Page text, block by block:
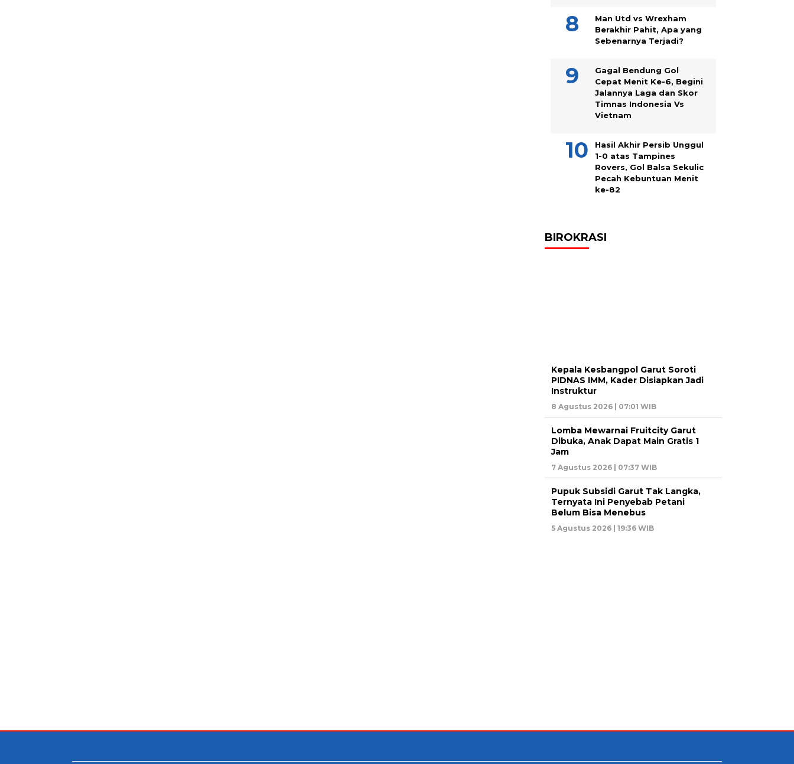
Man Utd vs Wrexham
Berakhir Pahit, Apa yang
Sebenarnya Terjadi?
Gagal Bendung Gol
Cepat Menit Ke-6, Begini
Jalannya Laga dan Skor
Timnas Indonesia Vs
Vietnam
Hasil Akhir Persib Unggul
1-0 atas Tampines
Rovers, Gol Balsa Sekulic
Pecah Kebuntuan Menit
ke-82
BIROKRASI
Kepala Kesbangpol Garut Soroti
PIDNAS IMM, Kader Disiapkan Jadi
Instruktur
8 Agustus 2026 | 07:01 WIB
Lomba Mewarnai Fruitcity Garut
Dibuka, Anak Dapat Main Gratis 1
Jam
7 Agustus 2026 | 07:37 WIB
Pupuk Subsidi Garut Tak Langka,
Ternyata Ini Penyebab Petani
Belum Bisa Menebus
5 Agustus 2026 | 19:36 WIB